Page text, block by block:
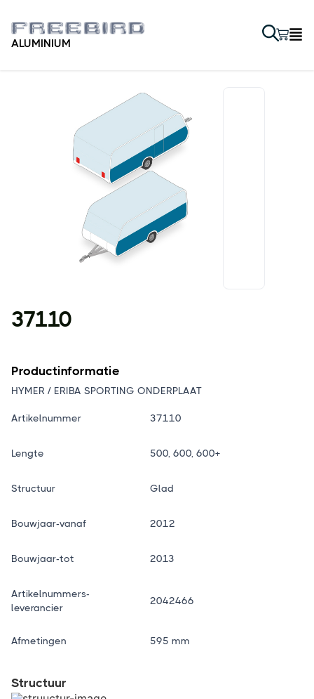
ALUMINIUM
37110
Productinformatie
HYMER / ERIBA SPORTING ONDERPLAAT
Artikelnummer 37110
Lengte 500, 600, 600+
Structuur Glad
Bouwjaar-vanaf 2012
Bouwjaar-tot 2013
Artikelnummers-
leverancier
2042466
Afmetingen 595 mm
Structuur